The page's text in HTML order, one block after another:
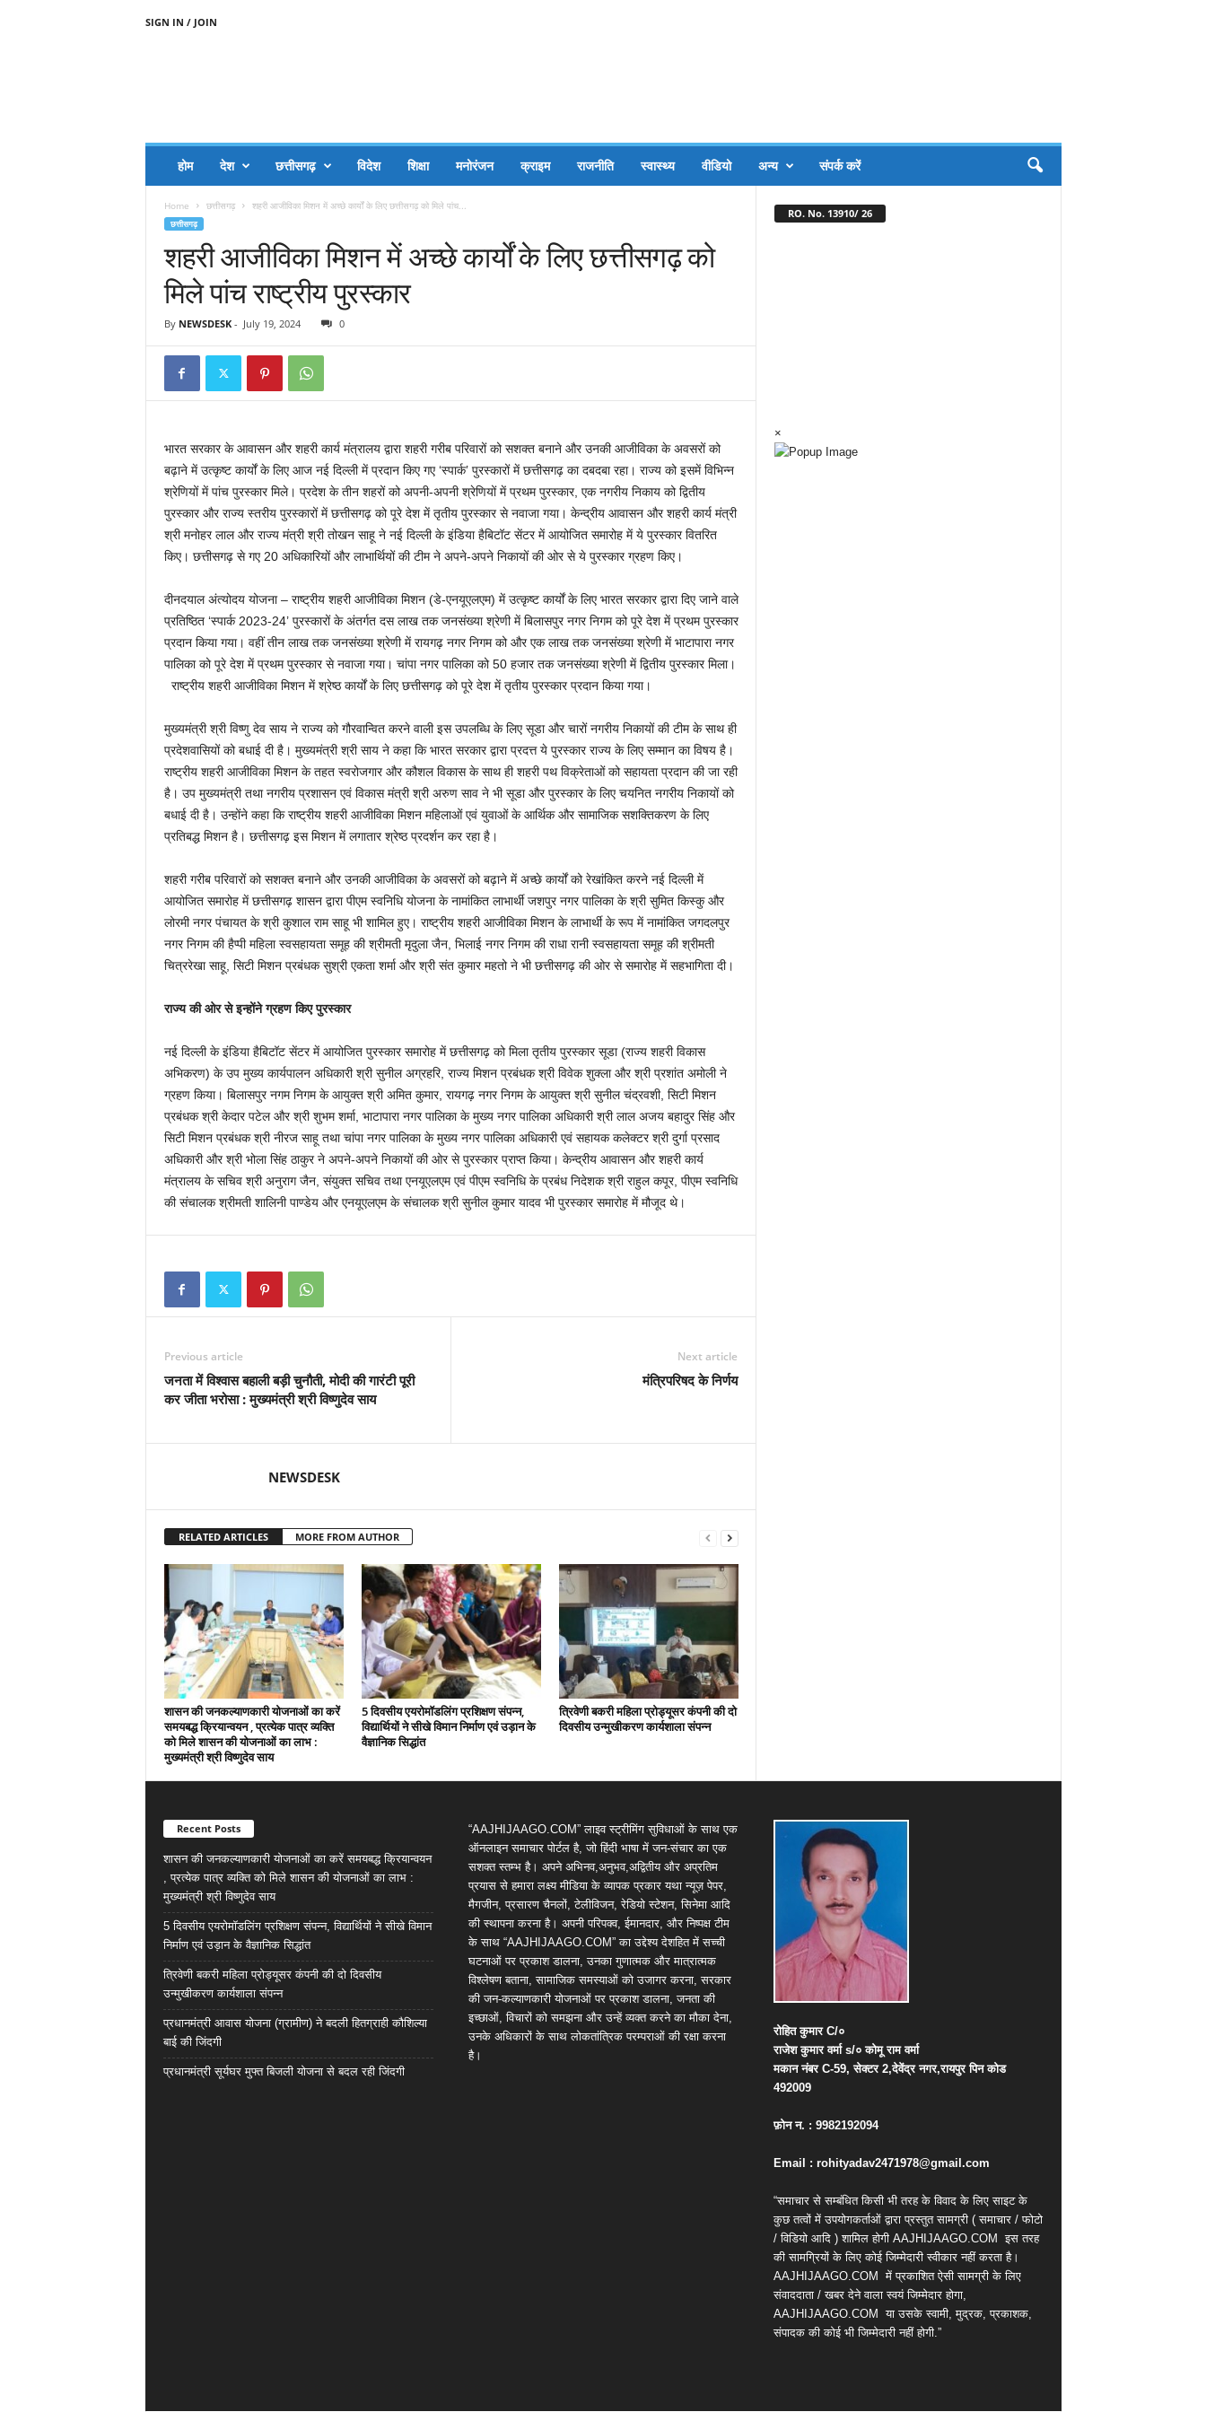
SIGN IN / JOIN
होम देश छत्तीसगढ़ विदेश शिक्षा मनोरंजन क्राइम राजनीति स्वास्थ्य वीडियो अन्य संपर्क करें
Home छत्तीसगढ़ शहरी आजीविका मिशन में अच्छे कार्यों के लिए छत्तीसगढ़ को मिले पांच...
छत्तीसगढ़
शहरी आजीविका मिशन में अच्छे कार्यों के लिए छत्तीसगढ़ को
मिले पांच राष्ट्रीय पुरस्कार
By NEWSDESK- July 19, 2024 0
भारत सरकार के आवासन और शहरी कार्य मंत्रालय द्वारा शहरी गरीब परिवारों को सशक्त बनाने और उनकी आजीविका के अवसरों को
बढ़ाने में उत्कृष्ट कार्यों के लिए आज नई दिल्ली में प्रदान किए गए ‘स्पार्क’ पुरस्कारों में छत्तीसगढ़ का दबदबा रहा। राज्य को इसमें विभिन्न
श्रेणियों में पांच पुरस्कार मिले। प्रदेश के तीन शहरों को अपनी-अपनी श्रेणियों में प्रथम पुरस्कार, एक नगरीय निकाय को द्वितीय
पुरस्कार और राज्य स्तरीय पुरस्कारों में छत्तीसगढ़ को पूरे देश में तृतीय पुरस्कार से नवाजा गया। केन्द्रीय आवासन और शहरी कार्य मंत्री
श्री मनोहर लाल और राज्य मंत्री श्री तोखन साहू ने नई दिल्ली के इंडिया हैबिटॉट सेंटर में आयोजित समारोह में ये पुरस्कार वितरित
किए। छत्तीसगढ़ से गए 20 अधिकारियों और लाभार्थियों की टीम ने अपने-अपने निकायों की ओर से ये पुरस्कार ग्रहण किए।
दीनदयाल अंत्योदय योजना – राष्ट्रीय शहरी आजीविका मिशन (डे-एनयूएलएम) में उत्कृष्ट कार्यों के लिए भारत सरकार द्वारा दिए जाने वाले
प्रतिष्ठित ‘स्पार्क 2023-24’ पुरस्कारों के अंतर्गत दस लाख तक जनसंख्या श्रेणी में बिलासपुर नगर निगम को पूरे देश में प्रथम पुरस्कार
प्रदान किया गया। वहीं तीन लाख तक जनसंख्या श्रेणी में रायगढ़ नगर निगम को और एक लाख तक जनसंख्या श्रेणी में भाटापारा नगर
पालिका को पूरे देश में प्रथम पुरस्कार से नवाजा गया। चांपा नगर पालिका को 50 हजार तक जनसंख्या श्रेणी में द्वितीय पुरस्कार मिला।
राष्ट्रीय शहरी आजीविका मिशन में श्रेष्ठ कार्यों के लिए छत्तीसगढ़ को पूरे देश में तृतीय पुरस्कार प्रदान किया गया।
मुख्यमंत्री श्री विष्णु देव साय ने राज्य को गौरवान्वित करने वाली इस उपलब्धि के लिए सूडा और चारों नगरीय निकायों की टीम के साथ ही
प्रदेशवासियों को बधाई दी है। मुख्यमंत्री श्री साय ने कहा कि भारत सरकार द्वारा प्रदत्त ये पुरस्कार राज्य के लिए सम्मान का विषय है।
राष्ट्रीय शहरी आजीविका मिशन के तहत स्वरोजगार और कौशल विकास के साथ ही शहरी पथ विक्रेताओं को सहायता प्रदान की जा रही
है। उप मुख्यमंत्री तथा नगरीय प्रशासन एवं विकास मंत्री श्री अरुण साव ने भी सूडा और पुरस्कार के लिए चयनित नगरीय निकायों को
बधाई दी है। उन्होंने कहा कि राष्ट्रीय शहरी आजीविका मिशन महिलाओं एवं युवाओं के आर्थिक और सामाजिक सशक्तिकरण के लिए
प्रतिबद्ध मिशन है। छत्तीसगढ़ इस मिशन में लगातार श्रेष्ठ प्रदर्शन कर रहा है।
शहरी गरीब परिवारों को सशक्त बनाने और उनकी आजीविका के अवसरों को बढ़ाने में अच्छे कार्यों को रेखांकित करने नई दिल्ली में
आयोजित समारोह में छत्तीसगढ़ शासन द्वारा पीएम स्वनिधि योजना के नामांकित लाभार्थी जशपुर नगर पालिका के श्री सुमित किस्कु और
लोरमी नगर पंचायत के श्री कुशाल राम साहू भी शामिल हुए। राष्ट्रीय शहरी आजीविका मिशन के लाभार्थी के रूप में नामांकित जगदलपुर
नगर निगम की हैप्पी महिला स्वसहायता समूह की श्रीमती मृदुला जैन, भिलाई नगर निगम की राधा रानी स्वसहायता समूह की श्रीमती
चित्ररेखा साहू, सिटी मिशन प्रबंधक सुश्री एकता शर्मा और श्री संत कुमार महतो ने भी छत्तीसगढ़ की ओर से समारोह में सहभागिता दी।
राज्य की ओर से इन्होंने ग्रहण किए पुरस्कार
नई दिल्ली के इंडिया हैबिटॉट सेंटर में आयोजित पुरस्कार समारोह में छत्तीसगढ़ को मिला तृतीय पुरस्कार सूडा (राज्य शहरी विकास
अभिकरण) के उप मुख्य कार्यपालन अधिकारी श्री सुनील अग्रहरि, राज्य मिशन प्रबंधक श्री विवेक शुक्ला और श्री प्रशांत अमोली ने
ग्रहण किया। बिलासपुर नगम निगम के आयुक्त श्री अमित कुमार, रायगढ़ नगर निगम के आयुक्त श्री सुनील चंद्रवशी, सिटी मिशन
प्रबंधक श्री केदार पटेल और श्री शुभम शर्मा, भाटापारा नगर पालिका के मुख्य नगर पालिका अधिकारी श्री लाल अजय बहादुर सिंह और
सिटी मिशन प्रबंधक श्री नीरज साहू तथा चांपा नगर पालिका के मुख्य नगर पालिका अधिकारी एवं सहायक कलेक्टर श्री दुर्गा प्रसाद
अधिकारी और श्री भोला सिंह ठाकुर ने अपने-अपने निकायों की ओर से पुरस्कार प्राप्त किया। केन्द्रीय आवासन और शहरी कार्य
मंत्रालय के सचिव श्री अनुराग जैन, संयुक्त सचिव तथा एनयूएलएम एवं पीएम स्वनिधि के प्रबंध निदेशक श्री राहुल कपूर, पीएम स्वनिधि
की संचालक श्रीमती शालिनी पाण्डेय और एनयूएलएम के संचालक श्री सुनील कुमार यादव भी पुरस्कार समारोह में मौजूद थे।
Previous article
जनता में विश्वास बहाली बड़ी चुनौती, मोदी की गारंटी पूरी
कर जीता भरोसा : मुख्यमंत्री श्री विष्णुदेव साय
Next article
मंत्रिपरिषद के निर्णय
NEWSDESK
RELATED ARTICLES MORE FROM AUTHOR
शासन की जनकल्याणकारी योजनाओं का करें
समयबद्ध क्रियान्वयन , प्रत्येक पात्र व्यक्ति
को मिले शासन की योजनाओं का लाभ :
मुख्यमंत्री श्री विष्णुदेव साय
5 दिवसीय एयरोमॉडलिंग प्रशिक्षण संपन्न,
विद्यार्थियों ने सीखे विमान निर्माण एवं उड़ान के
वैज्ञानिक सिद्धांत
त्रिवेणी बकरी महिला प्रोड्यूसर कंपनी की दो
दिवसीय उन्मुखीकरण कार्यशाला संपन्न
RO. No. 13910/ 26
×
Recent Posts
शासन की जनकल्याणकारी योजनाओं का करें समयबद्ध क्रियान्वयन
, प्रत्येक पात्र व्यक्ति को मिले शासन की योजनाओं का लाभ :
मुख्यमंत्री श्री विष्णुदेव साय
5 दिवसीय एयरोमॉडलिंग प्रशिक्षण संपन्न, विद्यार्थियों ने सीखे विमान
निर्माण एवं उड़ान के वैज्ञानिक सिद्धांत
त्रिवेणी बकरी महिला प्रोड्यूसर कंपनी की दो दिवसीय
उन्मुखीकरण कार्यशाला संपन्न
प्रधानमंत्री आवास योजना (ग्रामीण) ने बदली हितग्राही कौशिल्या
बाई की जिंदगी
प्रधानमंत्री सूर्यघर मुफ्त बिजली योजना से बदल रही जिंदगी
“AAJHIJAAGO.COM” लाइव स्ट्रीमिंग सुविधाओं के साथ एक
ऑनलाइन समाचार पोर्टल है, जो हिंदी भाषा में जन-संचार का एक
सशक्त स्तम्भ है। अपने अभिनव,अनुभव,अद्वितीय और अप्रतिम
प्रयास से हमारा लक्ष्य मीडिया के व्यापक प्रकार यथा न्यूज़ पेपर,
मैगजीन, प्रसारण चैनलों, टेलीविजन, रेडियो स्टेशन, सिनेमा आदि
की स्थापना करना है। अपनी परिपक्व, ईमानदार, और निष्पक्ष टीम
के साथ “AAJHIJAAGO.COM” का उद्देश्य देशहित में सच्ची
घटनाओं पर प्रकाश डालना, उनका गुणात्मक और मात्रात्मक
विश्लेषण बताना, सामाजिक समस्याओं को उजागर करना, सरकार
की जन-कल्याणकारी योजनाओं पर प्रकाश डालना, जनता की
इच्छाओं, विचारों को समझना और उन्हें व्यक्त करने का मौका देना,
उनके अधिकारों के साथ लोकतांत्रिक परम्पराओं की रक्षा करना
है।
रोहित कुमारC/०
राजेश कुमार वर्माs/० कोमू राम वर्मा
मकान नंबरC-59,सेक्टर2,देवेंद्र नगर,रायपुर पिन कोड
492009
फ़ोन न. : 9982192094
Email : rohityadav2471978@gmail.com
“समाचार से सम्बंधित किसी भी तरह के विवाद के लिए साइट के
कुछ तत्वों में उपयोगकर्ताओं द्वारा प्रस्तुत सामग्री ( समाचार / फोटो
/ विडियो आदि ) शामिल होगी AAJHIJAAGO.COM इस तरह
की सामग्रियों के लिए कोई जिम्मेदारी स्वीकार नहीं करता है।
AAJHIJAAGO.COM में प्रकाशित ऐसी सामग्री के लिए
संवाददाता / खबर देने वाला स्वयं जिम्मेदार होगा,
AAJHIJAAGO.COM
या उसके स्वामी, मुद्रक, प्रकाशक,
संपादक की कोई भी जिम्मेदारी नहीं होगी.”